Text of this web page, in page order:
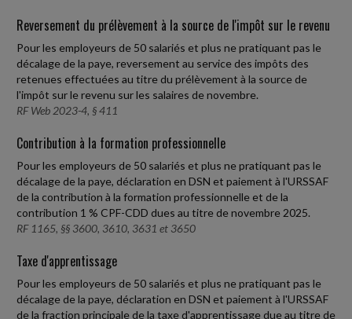
Reversement du prélèvement à la source de l'impôt sur le revenu
Pour les employeurs de 50 salariés et plus ne pratiquant pas le
décalage de la paye, reversement au service des impôts des
retenues effectuées au titre du prélèvement à la source de
l'impôt sur le revenu sur les salaires de novembre.
RF Web 2023-4, § 411
Contribution à la formation professionnelle
Pour les employeurs de 50 salariés et plus ne pratiquant pas le
décalage de la paye, déclaration en DSN et paiement à l'URSSAF
de la contribution à la formation professionnelle et de la
contribution 1 % CPF-CDD dues au titre de novembre 2025.
RF 1165, §§ 3600, 3610, 3631 et 3650
Taxe d'apprentissage
Pour les employeurs de 50 salariés et plus ne pratiquant pas le
décalage de la paye, déclaration en DSN et paiement à l'URSSAF
de la fraction principale de la taxe d'apprentissage due au titre de